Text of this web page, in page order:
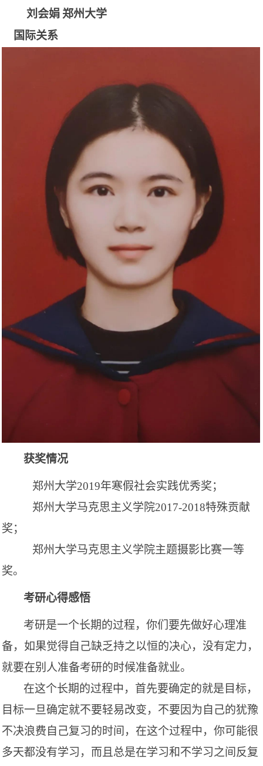
刘会娟 郑州大学
国际关系
获奖情况
郑州大学2019年寒假社会实践优秀奖；
郑州大学马克思主义学院2017-2018特殊贡献
奖；
郑州大学马克思主义学院主题摄影比赛一等
奖。
考研心得感悟
考研是一个长期的过程，你们要先做好心理准
备，如果觉得自己缺乏持之以恒的决心，没有定力，
就要在别人准备考研的时候准备就业。
在这个长期的过程中，首先要确定的就是目标，
目标一旦确定就不要轻易改变，不要因为自己的犹豫
不决浪费自己复习的时间，在这个过程中，你可能很
多天都没有学习，而且总是在学习和不学习之间反复